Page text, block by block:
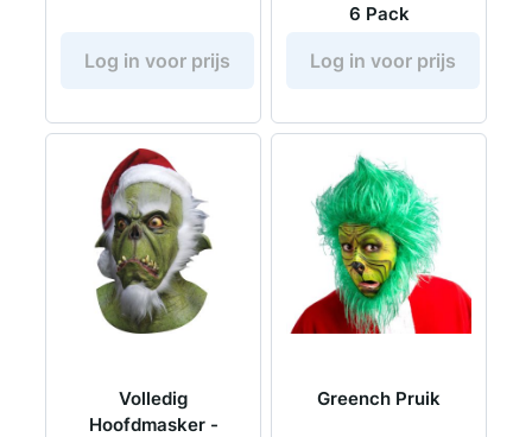
Log in voor prijs
6 Pack
Log in voor prijs
Volledig
Hoofdmasker -
Greench Pruik